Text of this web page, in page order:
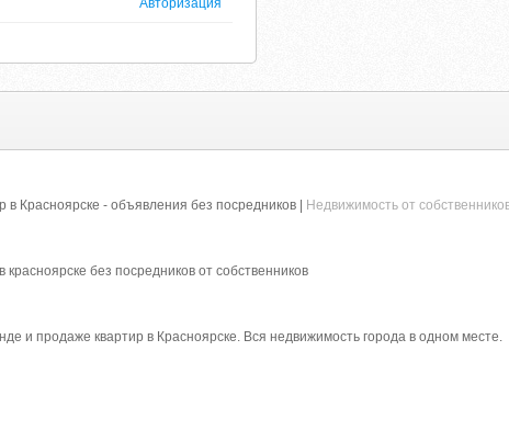
Авторизация
Красноярске - объявления без посредников | Недвижимость от
без посредников от собственников
и продаже квартир в Красноярске. Вся недвижимость города в одном месте.